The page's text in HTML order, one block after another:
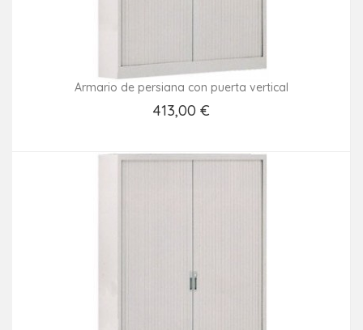
Armario de persiana con puerta vertical
413,00 €